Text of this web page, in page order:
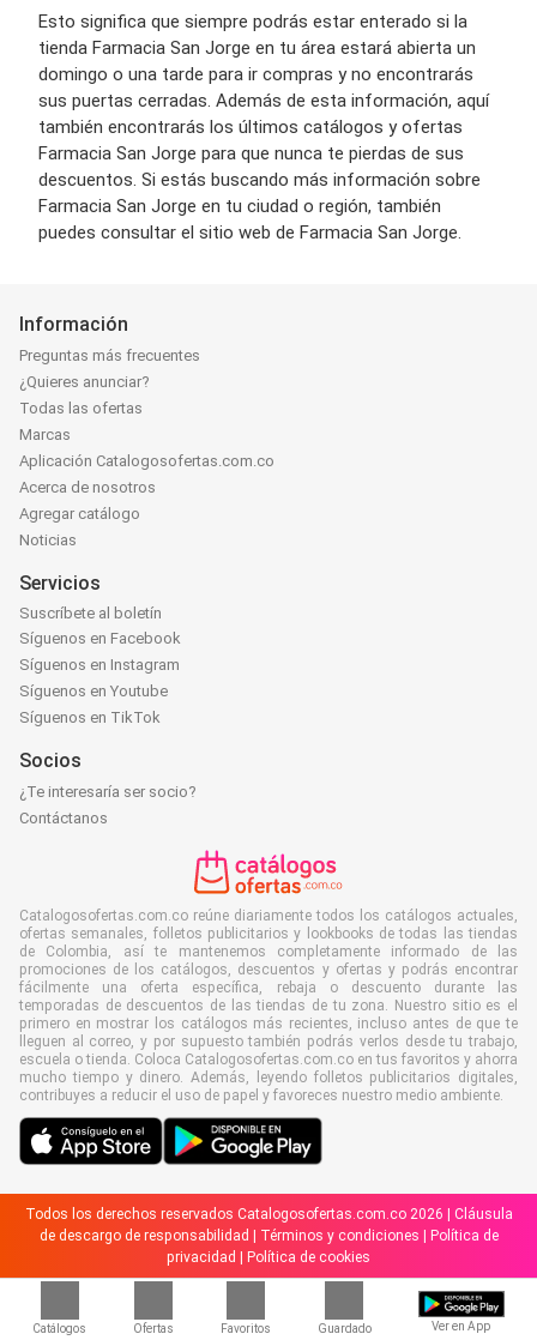
Catálogos Ofertas Favoritos Guardado Ver en App
Esto significa que siempre podrás estar enterado si la
tienda Farmacia San Jorge en tu área estará abierta un
domingo o una tarde para ir compras y no encontrarás
sus puertas cerradas. Además de esta información, aquí
también encontrarás los últimos catálogos y ofertas
Farmacia San Jorge para que nunca te pierdas de sus
descuentos. Si estás buscando más información sobre
Farmacia San Jorge en tu ciudad o región, también
puedes consultar el sitio web de Farmacia San Jorge.
Información
Preguntas más frecuentes
¿Quieres anunciar?
Todas las ofertas
Marcas
Aplicación Catalogosofertas.com.co
Acerca de nosotros
Agregar catálogo
Noticias
Servicios
Suscríbete al boletín
Síguenos en Facebook
Síguenos en Instagram
Síguenos en Youtube
Síguenos en TikTok
Socios
¿Te interesaría ser socio?
Contáctanos
Catalogosofertas.com.co reúne diariamente todos los catálogos actuales,
ofertas semanales, folletos publicitarios y lookbooks de todas las tiendas
de Colombia, así te mantenemos completamente informado de las
promociones de los catálogos, descuentos y ofertas y podrás encontrar
fácilmente una oferta específica, rebaja o descuento durante las
temporadas de descuentos de las tiendas de tu zona. Nuestro sitio es el
primero en mostrar los catálogos más recientes, incluso antes de que te
lleguen al correo, y por supuesto también podrás verlos desde tu trabajo,
escuela o tienda. Coloca Catalogosofertas.com.co en tus favoritos y ahorra
mucho tiempo y dinero. Además, leyendo folletos publicitarios digitales,
contribuyes a reducir el uso de papel y favoreces nuestro medio ambiente.
Todos los derechos reservados Catalogosofertas.com.co 2026 | Cláusula
de descargo de responsabilidad
Términos y condiciones
Política de
privacidad
Política de cookies